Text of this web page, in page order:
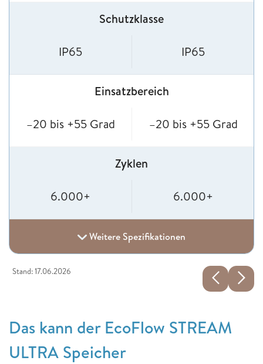
Schutzklasse
IP65 IP65
Einsatzbereich
–20 bis +55 Grad –20 bis +55 Grad
Zyklen
6.000+ 6.000+
Weitere Spezifikationen
Stand: 17.06.2026
Das kann der EcoFlow STREAM
ULTRA Speicher